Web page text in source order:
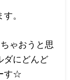
。
ゃおうと思
ダにどんど
す☆